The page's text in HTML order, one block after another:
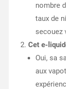
nombre
taux de
secouez
Cet e-
Oui, sa
aux